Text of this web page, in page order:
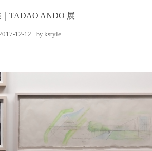
TADAO ANDO 展
12-12 bykstyle